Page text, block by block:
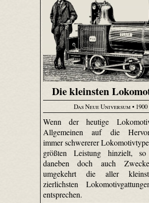
Die kleinsten
Das Neue Universum• 1900
Wenn der heutige
Allgemeinen auf die
immer schwererer
größten Leistung hinzielt,
daneben doch auch
umgekehrt die aller
zierlichsten
entsprechen.